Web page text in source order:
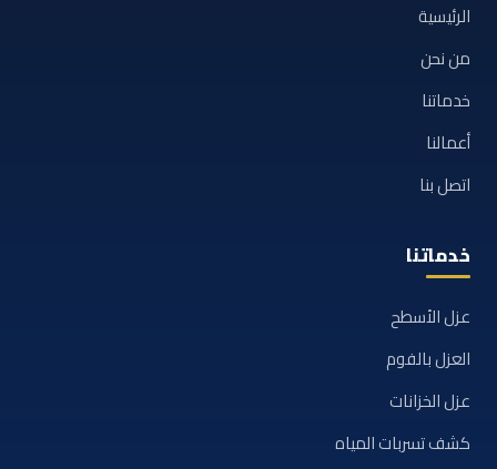
الرئيسية
من نحن
خدماتنا
أعمالنا
اتصل بنا
خدماتنا
عزل الأسطح
العزل بالفوم
عزل الخزانات
كشف تسربات المياه